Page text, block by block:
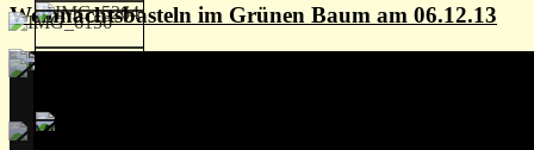
Weihnachtsbasteln im Grünen Baum am 06.12.13